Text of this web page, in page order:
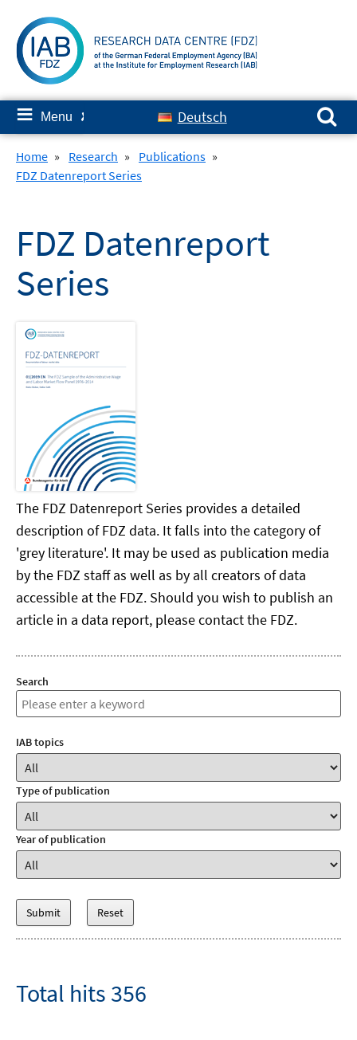
content
≡ Menu ✘ Deutsch
Search for:
Home » Research » Publications »
FDZ Datenreport Series
FDZ Datenreport
Series
The FDZ Datenreport Series provides a detailed
description of FDZ data. It falls into the category of
'grey literature'. It may be used as publication media
by the FDZ staff as well as by all creators of data
accessible at the FDZ. Should you wish to publish an
article in a data report, please contact the FDZ.
Search
IAB topics
Type of publication
Year of publication
Total hits 356